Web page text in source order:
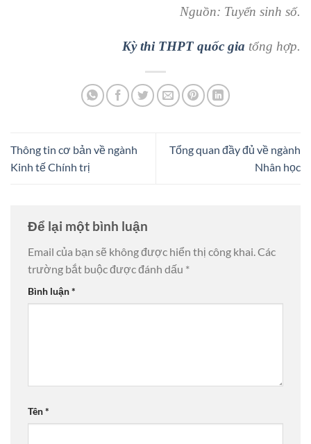
Nguồn: Tuyển sinh số.
Kỳ thi THPT quốc gia tổng hợp.
Thông tin cơ bản về ngành
Kinh tế Chính trị
Tổng quan đầy đủ về ngành
Nhân học
Để lại một bình luận
Email của bạn sẽ không được hiển thị công khai.Các
trường bắt buộc được đánh dấu *
Bình luận*
Tên*